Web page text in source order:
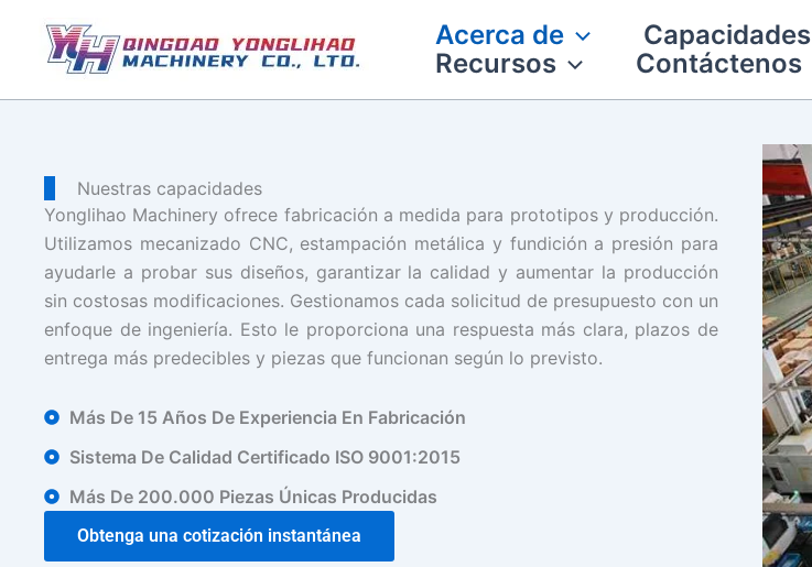
contenido
Acerca de Capacidades
Recursos
Contáctenos
Nuestras capacidades
Yonglihao Machinery ofrece fabricación a medida para prototipos y producción.
Utilizamos mecanizado CNC, estampación metálica y fundición a presión para
ayudarle a probar sus diseños, garantizar la calidad y aumentar la producción
sin costosas modificaciones. Gestionamos cada solicitud de presupuesto con un
enfoque de ingeniería. Esto le proporciona una respuesta más clara, plazos de
entrega más predecibles y piezas que funcionan según lo previsto.
Más De 15 Años De Experiencia En Fabricación
Sistema De Calidad Certificado ISO 9001:2015
Más De 200.000 Piezas Únicas Producidas
Obtenga una cotización instantánea